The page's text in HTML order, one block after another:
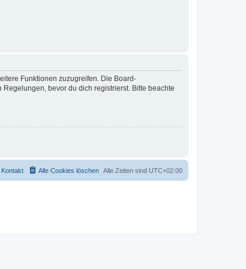
Funktionen zuzugreifen. Die Board-
bevor du dich registrierst. Bitte beachte
Alle Zeiten sind UTC+02:00
Alle Cookies löschen
Kontakt